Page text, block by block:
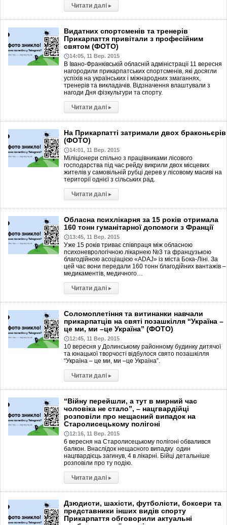
Читати далі ▸
Видатних спортсменів та тренерів
Прикарпаття привітали з професійним
святом (ФОТО)
14:05, 11 Вер. 2015
В Івано-Франківській обласній адміністрації 11 вересня
нагородили прикарпатських спортсменів, які досягли
успіхів на українських і міжнародних змаганнях,
тренерів та викладачів. Відзначення влаштували з
нагоди Дня фізкультури та спорту.
Читати далі ▸
На Прикарпатті затримали двох браконьєрів
(ФОТО)
14:01, 11 Вер. 2015
Міліціонери спільно з працівниками лісового
господарства під час рейду викрили двох місцевих
жителів у самовільній рубці дерев у лісовому масиві на
території однієї з сільських рад.
Читати далі ▸
Обласна психлікарня за 15 років отримала
160 тонн гуманітарної допомоги з Франції
13:45, 11 Вер. 2015
Уже 15 років триває співпраця між обласною
психоневрологічною лікарнею №3 та французькою
благодійною асоціацією «ADAJ» із міста Бока-Ліні. За
цей час вони передали 160 тонн благодійних вантажів –
медикаментів, медичного…
Читати далі ▸
Соломоплетіння та витинанки навчали
прикарпатців на святі позашкілля “Україна –
це ми, ми –це Україна” (ФОТО)
12:45, 11 Вер. 2015
10 вересня у Долинському районному будинку дитячої
та юнацької творчості відбулося свято позашкілля
“Україна – це ми, ми –це Україна”.
Читати далі ▸
“Війну перейшли, а тут в мирний час
чоловіка не стало”, – нацгвардійці
розповіли про нещасний випадок на
Старолисецькому полігоні
12:16, 11 Вер. 2015
6 вересня на Старолисецькому полігоні обвалився
балкон. Внаслідок нещасного випадку один
нацгвардієць загинув, 4 в лікарні. Бійці детальніше
розповіли про ту подію.
Читати далі ▸
Дзюдисти, шахісти, футболісти, боксери та
представники інших видів спорту
Прикарпаття обговорили актуальні